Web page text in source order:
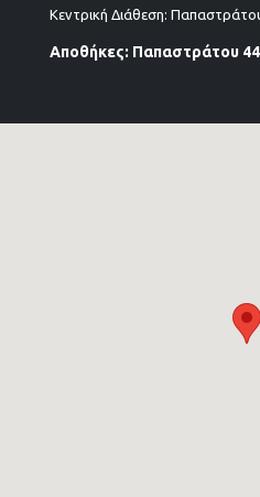
Κεντρική Διάθεση:
Αποθήκες: Παπαστράτου